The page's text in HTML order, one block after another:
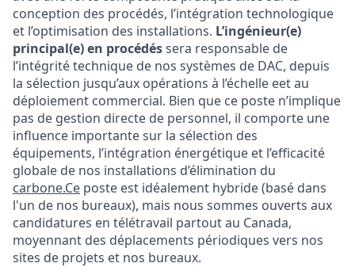
conception des procédés, l’intégration technologique
et l’optimisation des installations. L’ingénieur(e)
principal(e) en procédéssera responsable de
l’intégrité technique de nos systèmes de DAC, depuis
la sélection jusqu’aux opérations à l’échelle eet au
déploiement commercial. Bien que ce poste n’implique
pas de gestion directe de personnel, il comporte une
influence importante sur la sélection des
équipements, l’intégration énergétique et l’efficacité
globale de nos installations d’élimination du
carbone.Ce poste est idéalement hybride (basé dans
l'un de nos bureaux), mais nous sommes ouverts aux
candidatures en télétravail partout au Canada,
moyennant des déplacements périodiques vers nos
sites de projets et nos bureaux.